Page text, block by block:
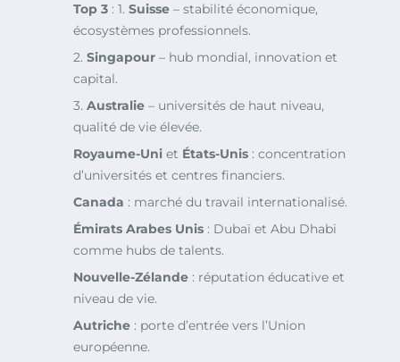
Top 3 : 1. Suisse – stabilité économique,
écosystèmes professionnels.
2. Singapour – hub mondial, innovation et
capital.
3. Australie – universités de haut niveau,
qualité de vie élevée.
Royaume-Uni et États-Unis : concentration
d’universités et centres financiers.
Canada : marché du travail internationalisé.
Émirats Arabes Unis : Dubaï et Abu Dhabi
comme hubs de talents.
Nouvelle-Zélande : réputation éducative et
niveau de vie.
Autriche : porte d’entrée vers l’Union
européenne.